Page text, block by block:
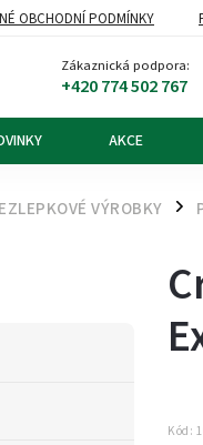
OBCHODNÍ PODMÍNKY
SMLOUVY
Zákaznická podpora:
+420 774 502 767
AKCE
VÝROBKY /
Kód: